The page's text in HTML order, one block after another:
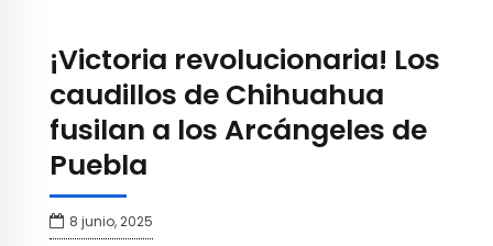
¡Victoria revolucionaria! Los
caudillos de Chihuahua
fusilan a los Arcángeles de
Puebla
8 junio, 2025